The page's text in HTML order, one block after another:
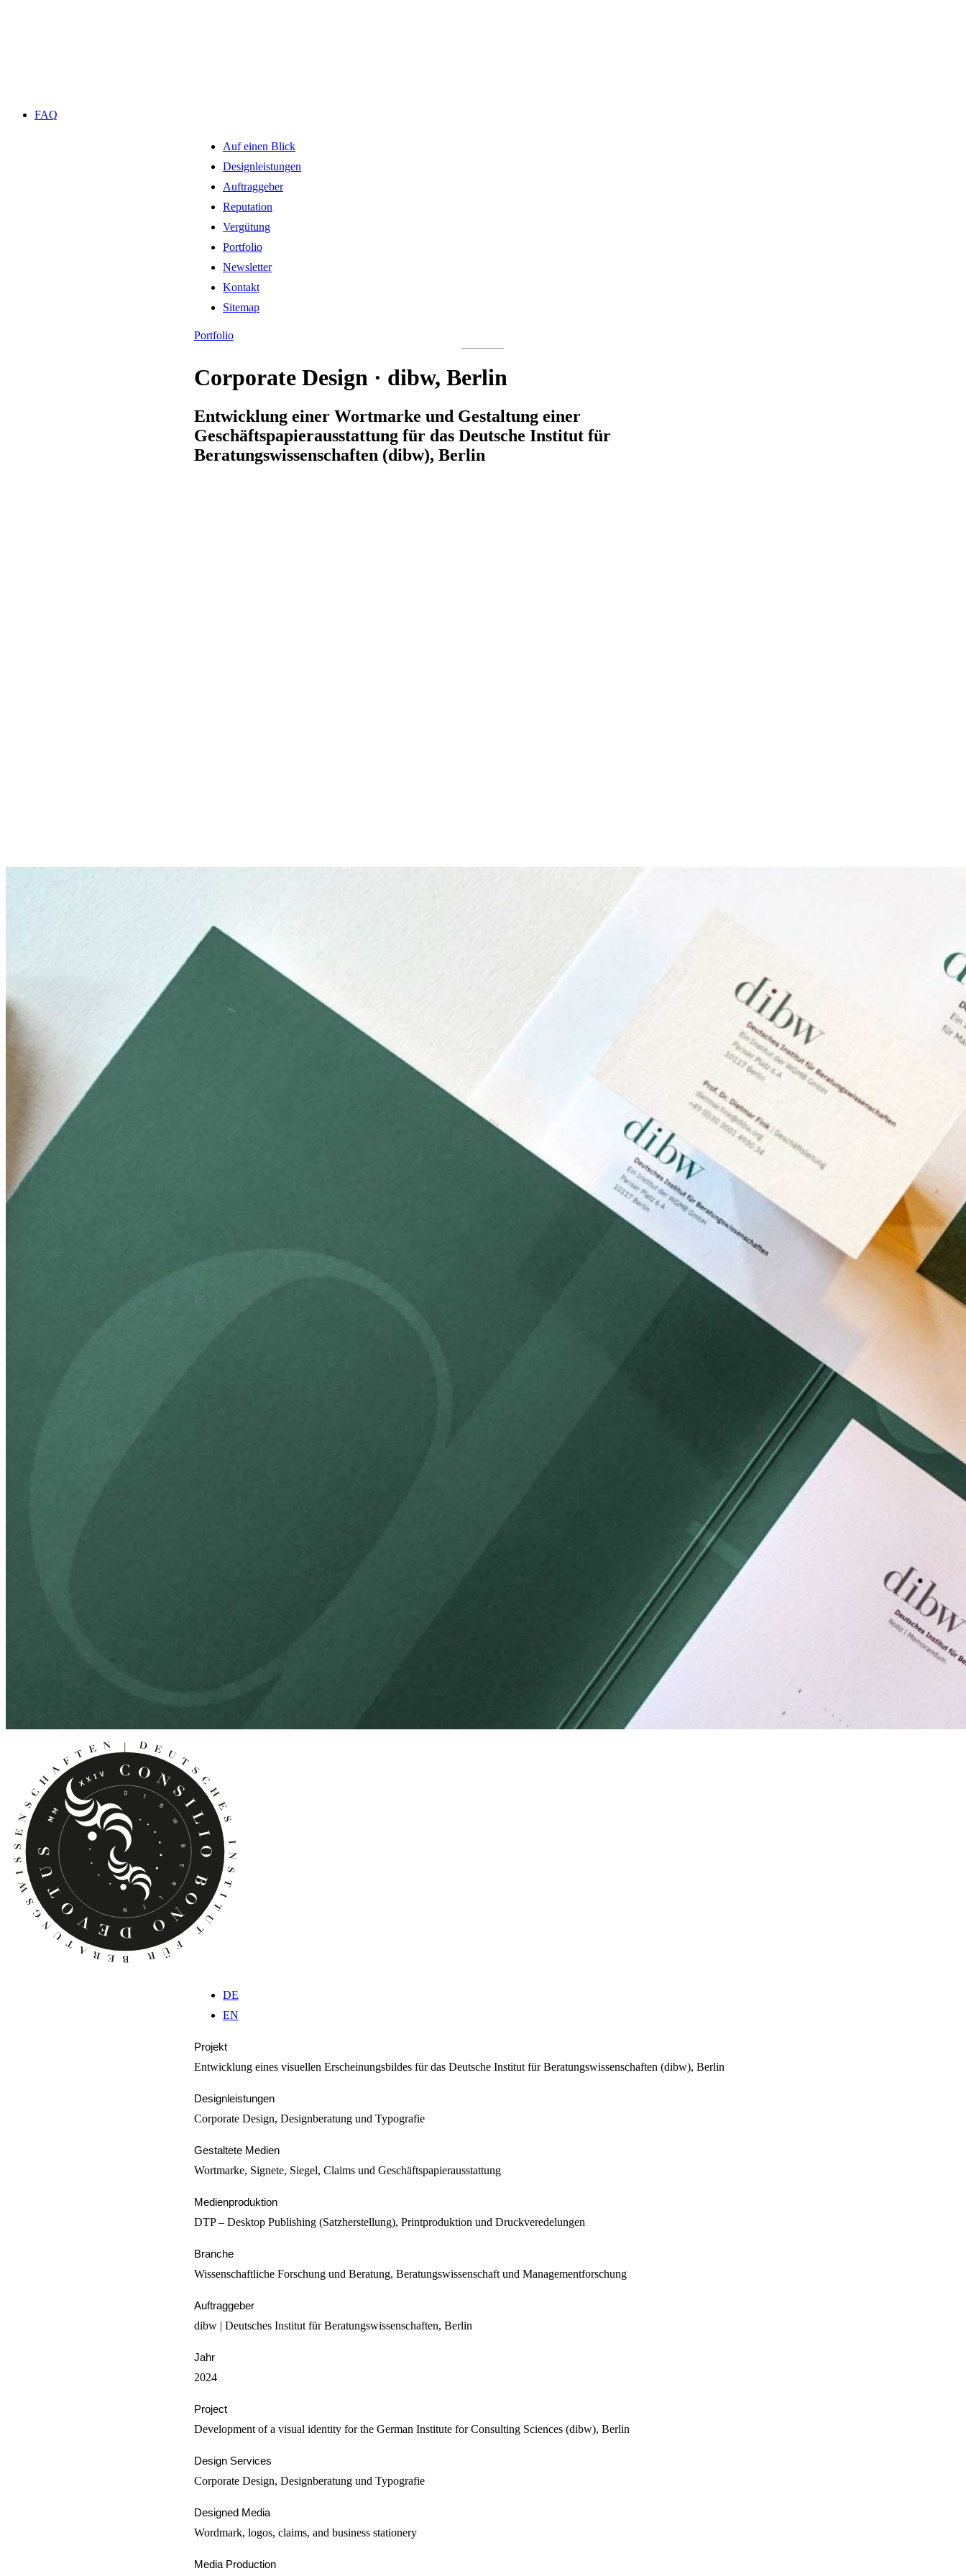
FAQ
Auf einen Blick
Designleistungen
Auftraggeber
Reputation
Vergütung
Portfolio
Newsletter
Kontakt
Sitemap
Portfolio
Corporate Design · dibw, Berlin
Entwicklung einer Wortmarke und Gestaltung einer
Geschäftspapierausstattung für das Deutsche Institut für
Beratungswissenschaften (dibw), Berlin
DE
EN
Projekt
Entwicklung eines visuellen Erscheinungsbildes für das Deutsche Institut für Beratungswissenschaften (dibw), Berlin
Designleistungen
Corporate Design, Designberatung und Typografie
Gestaltete Medien
Wortmarke, Signete, Siegel, Claims und Geschäftspapierausstattung
Medienproduktion
DTP – Desktop Publishing (Satzherstellung), Printproduktion und Druckveredelungen
Branche
Wissenschaftliche Forschung und Beratung, Beratungswissenschaft und Managementforschung
Auftraggeber
dibw | Deutsches Institut für Beratungswissenschaften, Berlin
Jahr
2024
Project
Development of a visual identity for the German Institute for Consulting Sciences (dibw), Berlin
Design Services
Corporate Design, Designberatung und Typografie
Designed Media
Wordmark, logos, claims, and business stationery
Media Production